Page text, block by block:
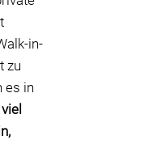
in-
zu
es in
viel